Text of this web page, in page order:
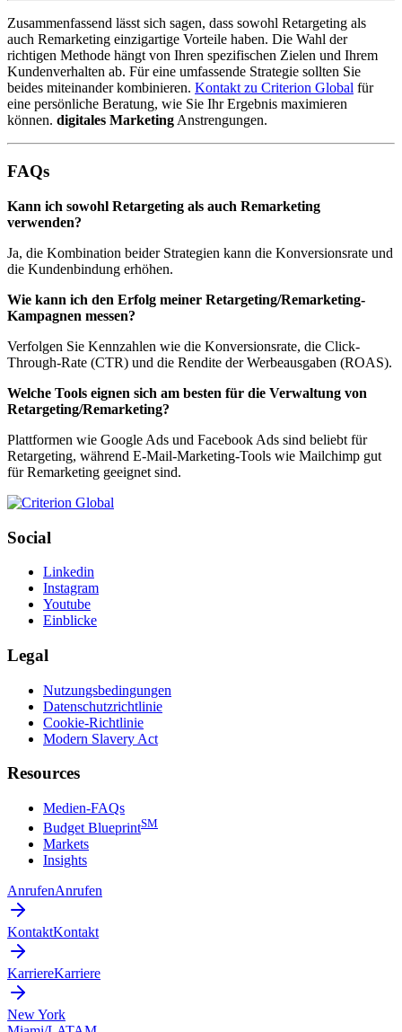
Zusammenfassend lässt sich sagen, dass sowohl Retargeting als
auch Remarketing einzigartige Vorteile haben. Die Wahl der
richtigen Methode hängt von Ihren spezifischen Zielen und Ihrem
Kundenverhalten ab. Für eine umfassende Strategie sollten Sie
beides miteinander kombinieren. Kontakt zu Criterion Global für
eine persönliche Beratung, wie Sie Ihr Ergebnis maximieren
können. digitales MarketingAnstrengungen.
FAQs
Kann ich sowohl Retargeting als auch Remarketing
verwenden?
Ja, die Kombination beider Strategien kann die Konversionsrate und
die Kundenbindung erhöhen.
Wie kann ich den Erfolg meiner Retargeting/Remarketing-
Kampagnen messen?
Verfolgen Sie Kennzahlen wie die Konversionsrate, die Click-
Through-Rate (CTR) und die Rendite der Werbeausgaben (ROAS).
Welche Tools eignen sich am besten für die Verwaltung von
Retargeting/Remarketing?
Plattformen wie Google Ads und Facebook Ads sind beliebt für
Retargeting, während E-Mail-Marketing-Tools wie Mailchimp gut
für Remarketing geeignet sind.
Social
Linkedin
Instagram
Youtube
Einblicke
Legal
Nutzungsbedingungen
Datenschutzrichtlinie
Cookie-Richtlinie
Modern Slavery Act
Resources
Medien-FAQs
Budget BlueprintSM
Markets
Insights
AnrufenAnrufen
KontaktKontakt
KarriereKarriere
New York